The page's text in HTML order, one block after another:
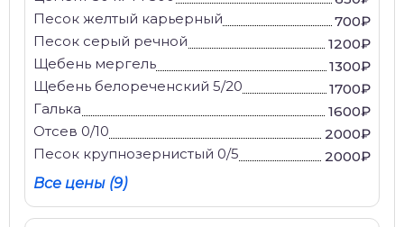
Песок желтый карьерный
700₽
Песок серый речной
1200₽
Щебень мергель
1300₽
Щебень белореченский 5/20
1700₽
Галька
1600₽
Отсев 0/10
2000₽
Песок крупнозернистый 0/5
2000₽
Все цены (9)